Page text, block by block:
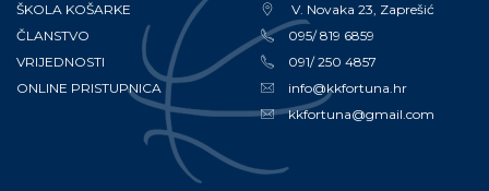
ŠKOLA KOŠARKE
ČLANSTVO
VRIJEDNOSTI
ONLINE PRISTUPNICA
V. Novaka 23, Zaprešić
095/ 819 6859
091/ 250 4857
info@kkfortuna.hr
kkfortuna@gmail.com